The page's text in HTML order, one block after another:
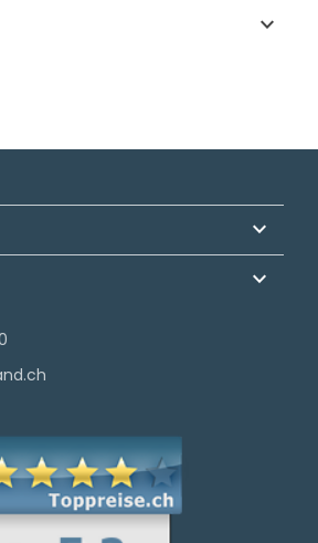
keyboard_arrow_down
keyboard_arrow_down
keyboard_arrow_down